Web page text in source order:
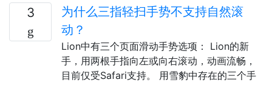
3
为什么三指轻扫手势不支持自然滚
动？
Lion中有三个页面滑动手势选项： Lion的新
手，用两根手指向左或向右滚动，动画流畅，
目前仅受Safari支持。 用雪豹中存在的三个手